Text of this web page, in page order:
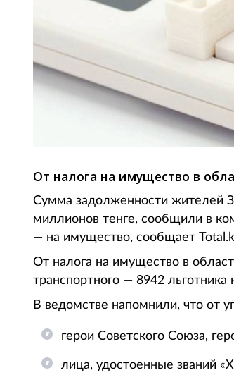
От налога на имущество в
Сумма задолженности жителей
миллионов тенге, сообщили в
— на имущество, сообщает
От налога на имущество в
транспортного — 8942 льготника
В ведомстве напомнили, что от
герои Советского Союза,
лица, удостоенные званий